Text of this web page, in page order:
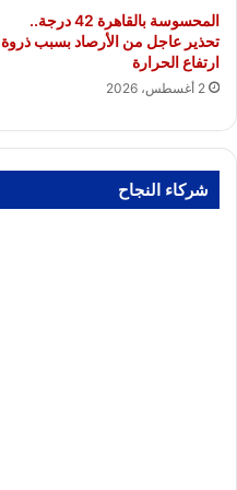
المحسوسة بالقاهرة 42 درجة..
تحذير عاجل من الأرصاد بسبب ذروة
ارتفاع الحرارة
2 أغسطس، 2026
شركاء النجاح